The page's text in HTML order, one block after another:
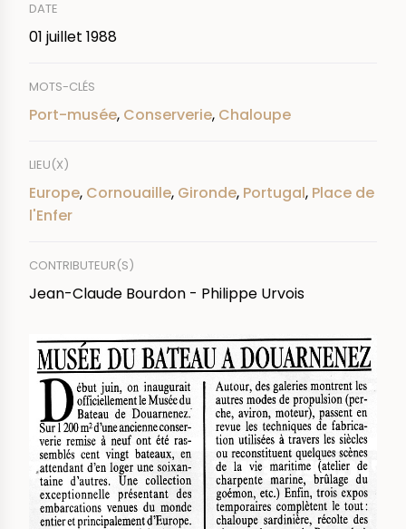
DATE
01 juillet 1988
MOTS-CLÉS
Port-musée, Conserverie, Chaloupe
LIEU(X)
Europe, Cornouaille, Gironde, Portugal, Place de
l'Enfer
CONTRIBUTEUR(S)
Jean-Claude Bourdon - Philippe Urvois
IMAGE